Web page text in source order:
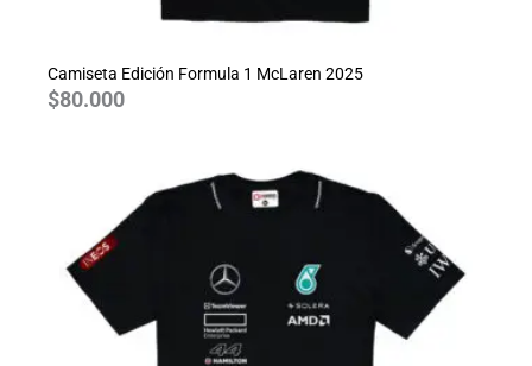
Camiseta Edición Formula 1 McLaren 2025
$80.000
de
precios:
hasta
$80.000